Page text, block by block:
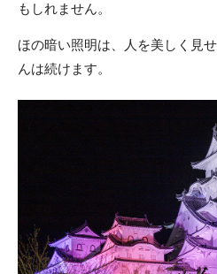
もしれません。
ほの暗い照明は、人を美しく見
んは続けます。